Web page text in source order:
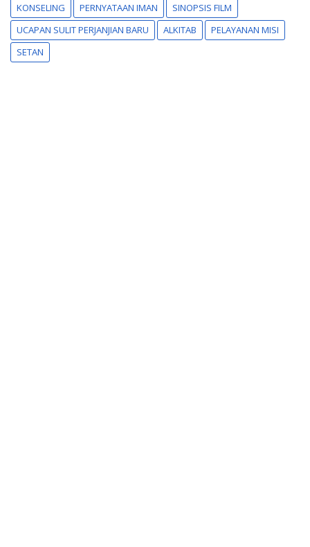
KONSELING
PERNYATAAN IMAN
SINOPSIS FILM
UCAPAN SULIT PERJANJIAN BARU
ALKITAB
PELAYANAN MISI
SETAN